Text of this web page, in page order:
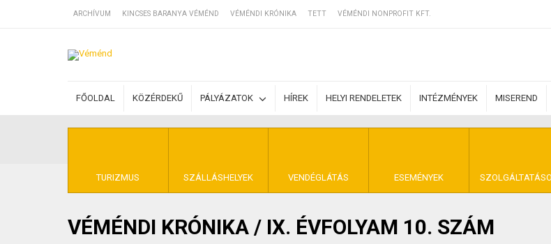
ARCHÍVUM KINCSES BARANYA VÉMÉND VÉMÉNDI KRÓNIKA TETT VÉMÉNDI NONPROFIT KFT.
FŐOLDAL KÖZÉRDEKŰ PÁLYÁZATOK HÍREK HELYI RENDELETEK INTÉZMÉNYEK MISEREND
TURIZMUS SZÁLLÁSHELYEK VENDÉGLÁTÁS ESEMÉNYEK
SZÁLLÁSOK
BEJEGYZÉSEK
ÁLTALÁNOS SZERZŐDÉSI
VÉMÉNDI KRÓNIKA / IX. ÉVFOLYAM 10. SZÁM